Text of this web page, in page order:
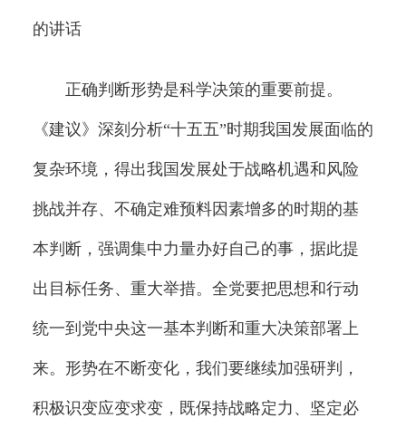
的讲话
正确判断形势是科学决策的重要前提。
《建议》深刻分析“十五五”时期我国发展面临的
复杂环境，得出我国发展处于战略机遇和风险
挑战并存、不确定难预料因素增多的时期的基
本判断，强调集中力量办好自己的事，据此提
出目标任务、重大举措。全党要把思想和行动
统一到党中央这一基本判断和重大决策部署上
来。形势在不断变化，我们要继续加强研判，
积极识变应变求变，既保持战略定力、坚定必